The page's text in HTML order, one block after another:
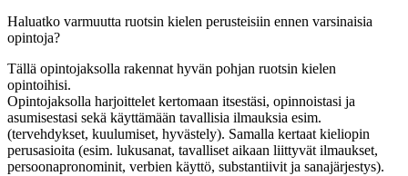
Haluatko varmuutta ruotsin kielen perusteisiin ennen varsinaisia
opintoja?
Tällä opintojaksolla rakennat hyvän pohjan ruotsin kielen
opintoihisi.
Opintojaksolla harjoittelet kertomaan itsestäsi, opinnoistasi ja
asumisestasi sekä käyttämään tavallisia ilmauksia esim.
(tervehdykset, kuulumiset, hyvästely). Samalla kertaat kieliopin
perusasioita (esim. lukusanat, tavalliset aikaan liittyvät ilmaukset,
persoonapronominit, verbien käyttö, substantiivit ja sanajärjestys).